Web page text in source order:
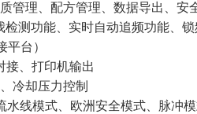
管理、配方管理、数据导出、安
测功能、实时自动追频功能、
台）
接、打印机输出
冷却压力控制
水线模式、欧洲安全模式、脉冲